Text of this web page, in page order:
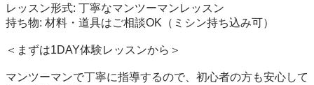
レッスン形式: 丁寧なマンツーマンレッスン
持ち物: 材料・道具はご相談OK（ミシン持ち込み可）
＜まずは1DAY体験レッスンから＞
マンツーマンで丁寧に指導するので、初心者の方も安心して